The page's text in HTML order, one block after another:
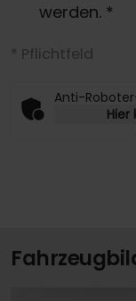
werden. *
* Pflichtfeld
Anti-
Hier